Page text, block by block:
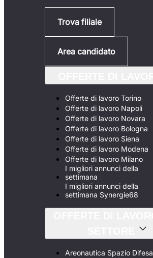
Trova filiale
Area candidato
Offerte di lavoro Torino
Offerte di lavoro Napoli
Offerte di lavoro Novara
Offerte di lavoro Bologna
Offerte di lavoro Siena
Offerte di lavoro Modena
Offerte di lavoro Milano
I migliori annunci della
settimana
I migliori annunci della
settimana Synergie68
Areonautica Spazio Difesa